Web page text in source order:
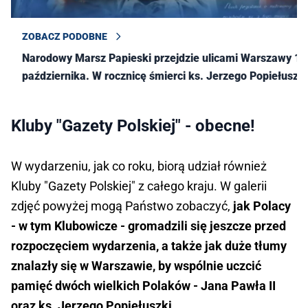
ZOBACZ PODOBNE
Narodowy Marsz Papieski przejdzie ulicami Warszawy 19
października. W rocznicę śmierci ks. Jerzego Popiełuszki
Kluby "Gazety Polskiej" - obecne!
W wydarzeniu, jak co roku, biorą udział również
Kluby "Gazety Polskiej" z całego kraju. W galerii
zdjęć powyżej mogą Państwo zobaczyć, jak Polacy
- w tym Klubowicze - gromadzili się jeszcze przed
rozpoczęciem wydarzenia, a także jak duże tłumy
znalazły się w Warszawie, by wspólnie uczcić
pamięć dwóch wielkich Polaków - Jana Pawła II